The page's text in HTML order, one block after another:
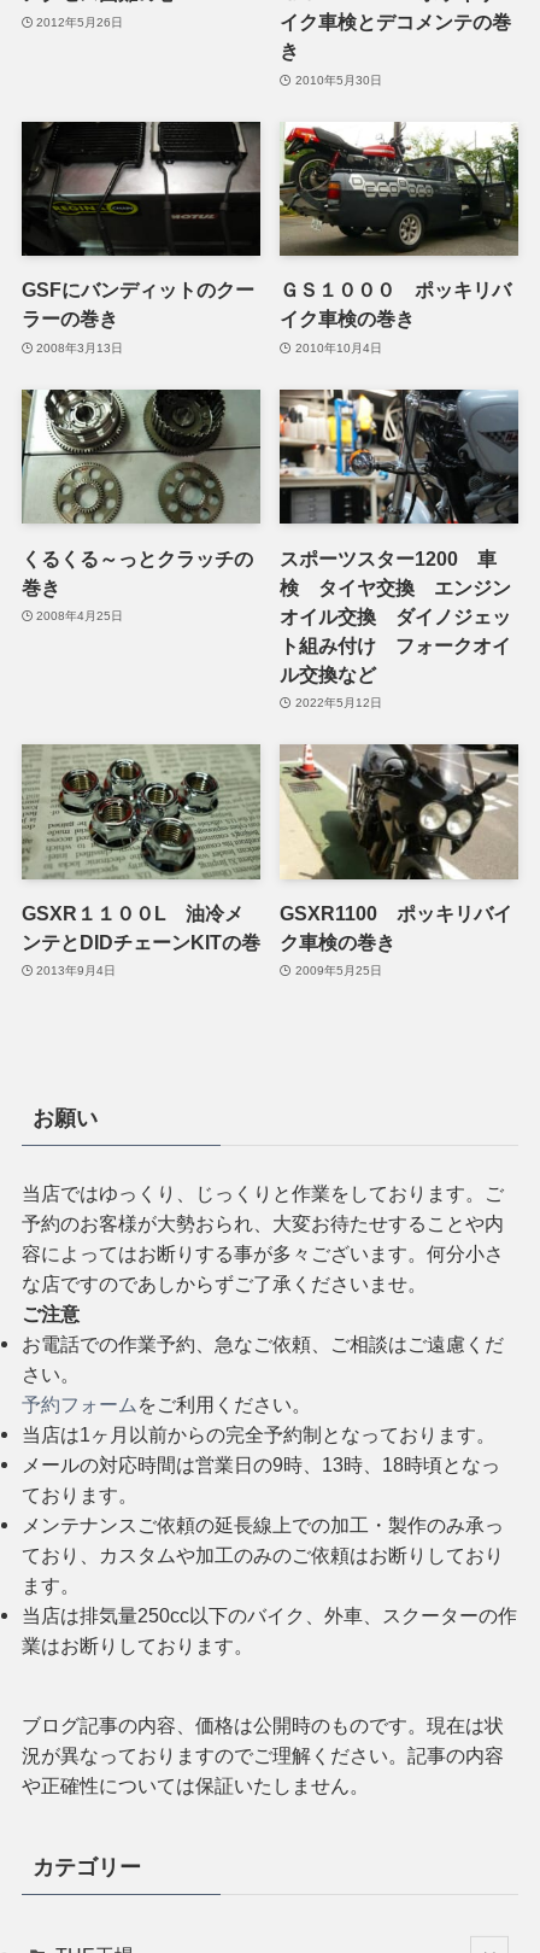
2012年5月26日
イク車検とデコメンテの巻
き
2010年5月30日
GSFにバンディットのクー
ラーの巻き
2008年3月13日
ＧＳ１０００ ポッキリバ
イク車検の巻き
2010年10月4日
くるくる～っとクラッチの
巻き
2008年4月25日
スポーツスター1200 車
検 タイヤ交換 エンジン
オイル交換 ダイノジェッ
ト組み付け フォークオイ
ル交換など
2022年5月12日
GSXR１１００L 油冷メ
ンテとDIDチェーンKITの巻
2013年9月4日
GSXR1100 ポッキリバイ
ク車検の巻き
2009年5月25日
お願い
当店ではゆっくり、じっくりと作業をしております。ご
予約のお客様が大勢おられ、大変お待たせすることや内
容によってはお断りする事が多々ございます。何分小さ
な店ですのであしからずご了承くださいませ。
ご注意
お電話での作業予約、急なご依頼、ご相談はご遠慮くだ
さい。
予約フォーム をご利用ください。
当店は1ヶ月以前からの完全予約制となっております。
メールの対応時間は営業日の9時、13時、18時頃となっ
ております。
メンテナンスご依頼の延長線上での加工・製作のみ承っ
ており、カスタムや加工のみのご依頼はお断りしており
ます。
当店は排気量250cc以下のバイク、外車、スクーターの作
業はお断りしております。
ブログ記事の内容、価格は公開時のものです。現在は状
況が異なっておりますのでご理解ください。記事の内容
や正確性については保証いたしません。
カテゴリー